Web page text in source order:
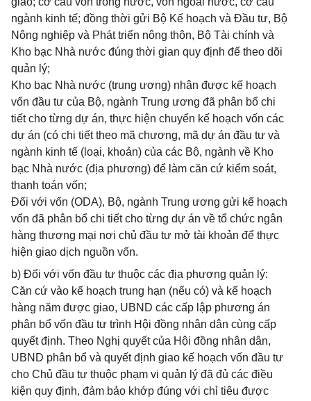
ngành kinh tế; đồng thời gửi Bộ Kế hoạch và Đầu tư, Bộ
Nông nghiệp và Phát triển nông thôn, Bộ Tài chính và
Kho bạc Nhà nước đúng thời gian quy định để theo dõi
quản lý;
Kho bạc Nhà nước (trung ương) nhận được kế hoạch
vốn đầu tư của Bộ, ngành Trung ương đã phân bổ chi
tiết cho từng dự án, thực hiện chuyển kế hoạch vốn các
dự án (có chi tiết theo mã chương, mã dự án đầu tư và
ngành kinh tế (loại, khoản) của các Bộ, ngành về Kho
bạc Nhà nước (địa phương) để làm căn cứ kiểm soát,
thanh toán vốn;
Đối với vốn (ODA), Bộ, ngành Trung ương gửi kế hoạch
vốn đã phân bổ chi tiết cho từng dự án về tổ chức ngân
hàng thương mại nơi chủ đầu tư mở tài khoản để thực
hiện giao dịch nguồn vốn.
b) Đối với vốn đầu tư thuộc các địa phương quản lý:
Căn cứ vào kế hoạch trung hạn (nếu có) và kế hoạch
hàng năm được giao, UBND các cấp lập phương án
phân bổ vốn đầu tư trình Hội đồng nhân dân cùng cấp
quyết định. Theo Nghị quyết của Hội đồng nhân dân,
UBND phân bổ và quyết định giao kế hoạch vốn đầu tư
cho Chủ đầu tư thuộc phạm vi quản lý đã đủ các điều
kiện quy định, đảm bảo khớp đúng với chỉ tiêu được